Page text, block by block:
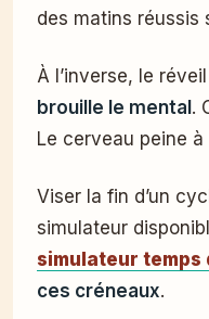
des matins réussis
À l’inverse, le
brouille le mental .
Le cerveau peine
Viser la fin d’un
simulateur
simulateur temps
ces créneaux.